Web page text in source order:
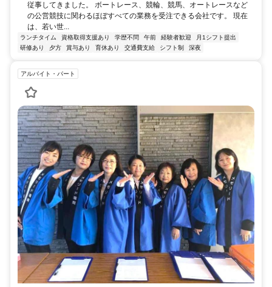
従事してきました。 ボートレース、競輪、競馬、オートレースなど
の公営競技に関わるほぼすべての業務を受注できる会社です。 現在
は、若い世...
ランチタイム 資格取得支援あり 学歴不問 午前 経験者歓迎
月1シフト提出
研修あり
夕方 賞与あり 育休あり 交通費支給 シフト制 深夜
アルバイト・パート